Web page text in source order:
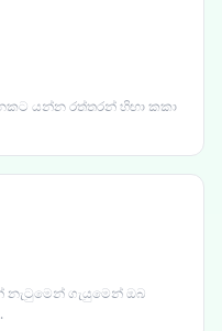
යන්න රත්තරන් හිඟා කකා
නැටුමෙන් ගැයුමෙන් ඔබ